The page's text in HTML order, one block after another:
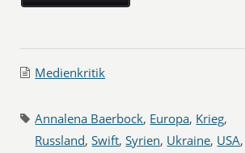
Medienkritik
Annalena Baerbock, Europa, Krieg,
Russland,Swift,Syrien, Ukraine, USA,